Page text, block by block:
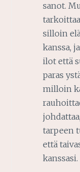
sanot.
silloin
kanssa,
ilot että
paras
milloin
tarpeen
että
kanssasi.